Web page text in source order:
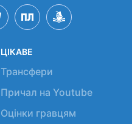
ЦІКАВЕ
Трансфери
Причал на Youtube
Оцінки гравцям